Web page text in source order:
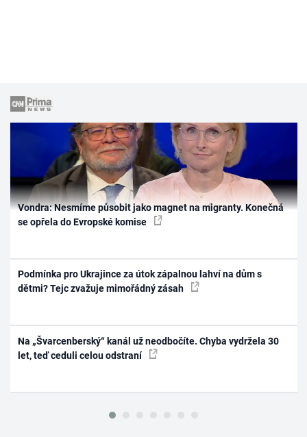
Vondra: Nesmíme působit jako magnet na migranty. Konečná
se opřela do Evropské komise
Podmínka pro Ukrajince za útok zápalnou lahví na dům s
dětmi? Tejc zvažuje mimořádný zásah
Na „Švarcenberský“ kanál už neodbočíte. Chyba vydržela 30
let, teď ceduli celou odstraní